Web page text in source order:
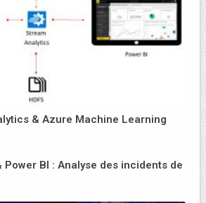
& Azure Machine Learning
Power BI : Analyse des incidents de